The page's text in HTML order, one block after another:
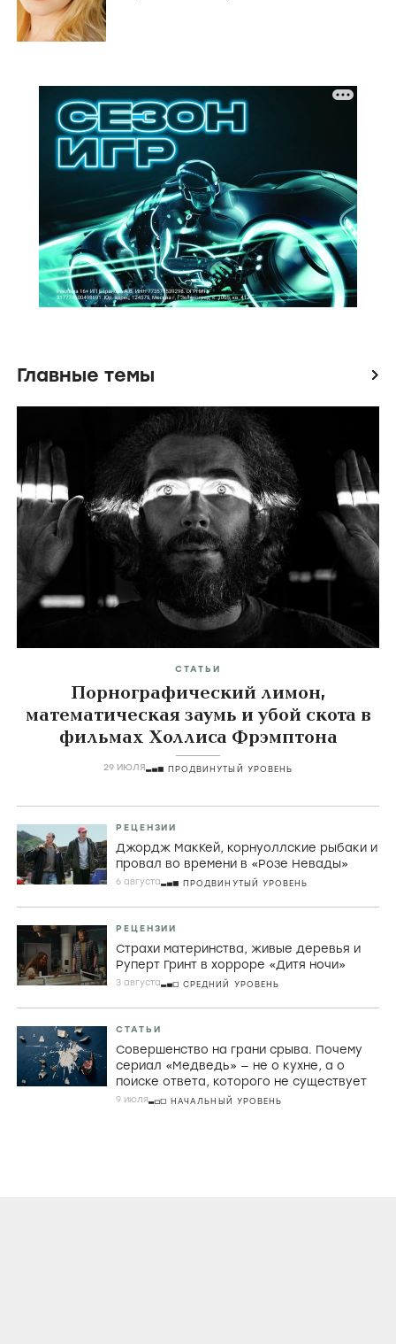
Главные темы icon
СТАТЬИ
Порнографический лимон,
математическая заумь и убой скота в
фильмах Холлиса Фрэмптона
29 ИЮЛЯ ПРОДВИНУТЫЙ УРОВЕНЬ
РЕЦЕНЗИИ
Джордж МакКей, корнуоллские рыбаки и
провал во времени в «Розе Невады»
6 августа ПРОДВИНУТЫЙ УРОВЕНЬ
РЕЦЕНЗИИ
Страхи материнства, живые деревья и
Руперт Гринт в хорроре «Дитя ночи»
3 августа СРЕДНИЙ УРОВЕНЬ
СТАТЬИ
Совершенство на грани срыва. Почему
сериал «Медведь» — не о кухне, а о
поиске ответа, которого не существует
9 июля НАЧАЛЬНЫЙ УРОВЕНЬ